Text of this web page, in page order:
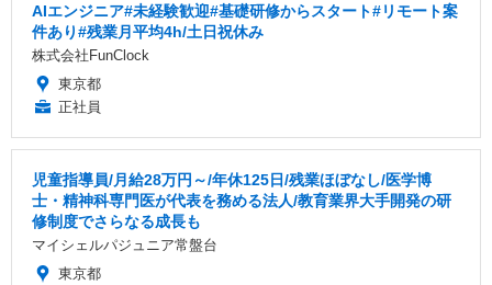
AIエンジニア#未経験歓迎#基礎研修からスタート#リモート案
件あり#残業月平均4h/土日祝休み
株式会社FunClock
東京都
正社員
児童指導員/月給28万円～/年休125日/残業ほぼなし/医学博
士・精神科専門医が代表を務める法人/教育業界大手開発の研
修制度でさらなる成長も
マイシェルパジュニア常盤台
東京都